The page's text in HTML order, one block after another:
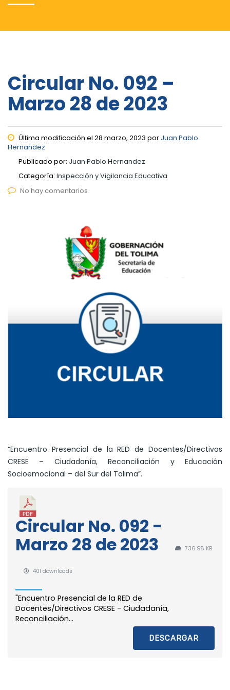
Circular No. 092 –
Marzo 28 de 2023
Última modificación el 28 marzo, 2023 por Juan Pablo
Hernandez
Publicado por: Juan Pablo Hernandez
Categoría: Inspección y Vigilancia Educativa
No hay comentarios
“Encuentro Presencial de la RED de Docentes/Directivos
CRESE – Ciudadanía, Reconciliación y Educación
Socioemocional – del Sur del Tolima”.
Circular No. 092 -
Marzo 28 de 2023
736.98 KB
401 downloads
"Encuentro Presencial de la RED de
Docentes/Directivos CRESE - Ciudadanía,
Reconciliación...
DESCARGAR